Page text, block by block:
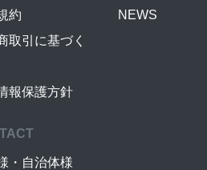
約
取引に基づく
報保護方針
NEWS
・自治体様